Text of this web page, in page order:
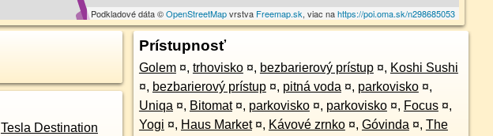
Podkladové dáta ©OpenStreetMapvrstva Freemap.sk, viac nahttps://poi.oma.sk/n298685053
Tesla Destination
Prístupnosť
Golem ¤, trhovisko ¤, bezbarierový prístup ¤, Koshi Sushi
¤, bezbarierový prístup ¤, pitná voda ¤, parkovisko ¤,
Uniqa ¤, Bitomat ¤, parkovisko ¤, parkovisko ¤, Focus ¤,
Yogi ¤, Haus Market ¤, Kávové zrnko ¤, Góvinda ¤, The